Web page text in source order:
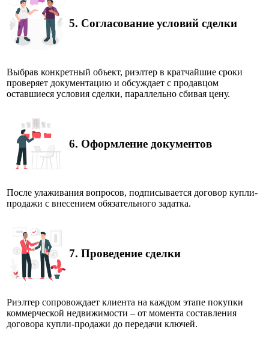
5. Согласование условий сделки
Выбрав конкретный объект, риэлтер в кратчайшие сроки
проверяет документацию и обсуждает с продавцом
оставшиеся условия сделки, параллельно сбивая цену.
6. Оформление документов
После улаживания вопросов, подписывается договор купли-
продажи с внесением обязательного задатка.
7. Проведение сделки
Риэлтер сопровождает клиента на каждом этапе покупки
коммерческой недвижимости – от момента составления
договора купли-продажи до передачи ключей.